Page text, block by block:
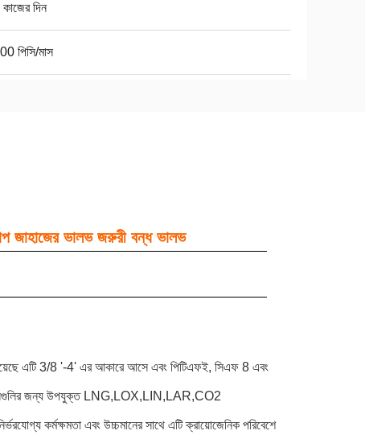
দিন
পিসি/মাস
ভালভ জরুরী বন্ধ ভালভ
এটি 3/8 '-4' এর আকারে আসে এবং পিটিএফই, সিএফ 8 এবং
জন্য উপযুক্ত LNG,LOX,LIN,LAR,CO2
কর্মক্ষমতা এবং উচ্চমানের সাথে এটি ক্রায়োজেনিক পরিবেশে